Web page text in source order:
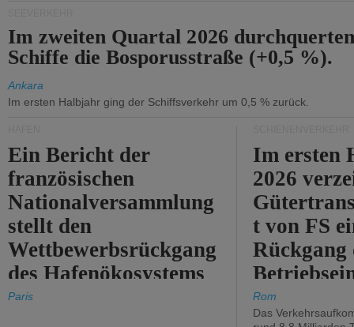
Im zweiten Quartal 2026
Schiffe die Bosporusstraße (+0,5 %).
Ankara
Im ersten Halbjahr ging der Schiffsverkehr um 0,5 % zurück.
Ein Bericht der
französischen
Nationalversammlung
stellt den
Wettbewerbsrückgang
des Hafenökosystems
des Staates fest.
Paris
Im ersten
2026
t von FS
Rückgang
um 2,7 %.
Rom
Das